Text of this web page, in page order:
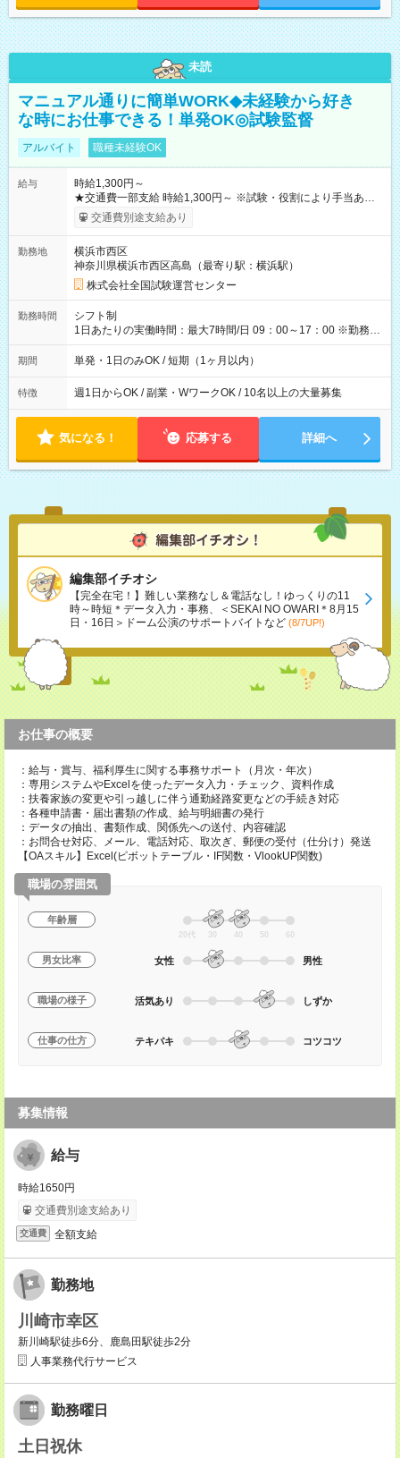
未読
マニュアル通りに簡単WORK◆未経験から好き
な時にお仕事できる！単発OK◎試験監督
アルバイト 職種未経験OK
給与
時給1,300円～
★交通費一部支給 時給1,300円～ ※試験・役割により手当あり
※勤務回数により昇給あり 【即給（前払い）オプションあ
り！】 希望される場合、勤務から1週間ほどで給与の一部を受け
例】 ・河合塾模擬試験 8:30～17:30（休憩1時間） 時給1,300円
×8時間＝日収10,400円＋交通費 ※当日の役割により時給＋100
円の場合あり ・国家試験 7:00～13:30（休憩なし） 時給1,300
円（役割手当＋100円）×6時間＝日収8,400円＋交通費 【試用期
間】試用期間なし
交通費別途支給あり
勤務地
横浜市西区
神奈川県横浜市西区高島（最寄り駅：横浜駅）
株式会社全国試験運営センター
勤務時間
シフト制
1日あたりの実働時間：最大7時間/日 09：00～17：00 ※勤務時
間は 試験により異なります。
期間 単発・1日のみOK / 短期（1ヶ月以内）
特徴 週1日からOK / 副業・WワークOK / 10名以上の大量募集
気になる！ 応募する 詳細へ
編集部イチオシ
【完全在宅！】難しい業務なし＆電話なし！ゆっくりの11
時～時短＊データ入力・事務、＜SEKAI NO OWARI＊8月15
日・16日＞ドーム公演のサポートバイトなど (8/7UP!)
お仕事の概要
：給与・賞与、福利厚生に関する事務サポート（月次・年次）
：専用システムやExcelを使ったデータ入力・チェック、資料作成
：扶養家族の変更や引っ越しに伴う通勤経路変更などの手続き対応
：各種申請書・届出書類の作成、給与明細書の発行
：データの抽出、書類作成、関係先への送付、内容確認
：お問合せ対応、メール、電話対応、取次ぎ、郵便の受付（仕分け）発送
【OAスキル】Excel(ピボットテーブル・IF関数・VlookUP関数)
職場の雰囲気
年齢層
20代 30 40 50 60
男女比率 女性 男性
職場の様子 活気あり しずか
仕事の仕方 テキパキ コツコツ
募集情報
給与
時給1650円
交通費別途支給あり
交通費 全額支給
勤務地
川崎市幸区
新川崎駅徒歩6分、鹿島田駅徒歩2分
人事業務代行サービス
勤務曜日
土日祝休